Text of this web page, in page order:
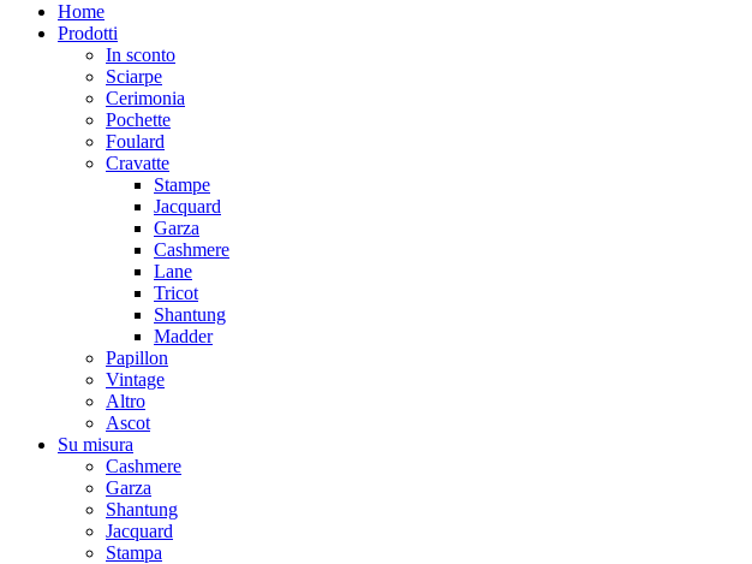
Home
Prodotti
In sconto
Sciarpe
Cerimonia
Pochette
Foulard
Cravatte
Stampe
Jacquard
Garza
Cashmere
Lane
Tricot
Shantung
Madder
Papillon
Vintage
Altro
Ascot
Su misura
Cashmere
Garza
Shantung
Jacquard
Stampa